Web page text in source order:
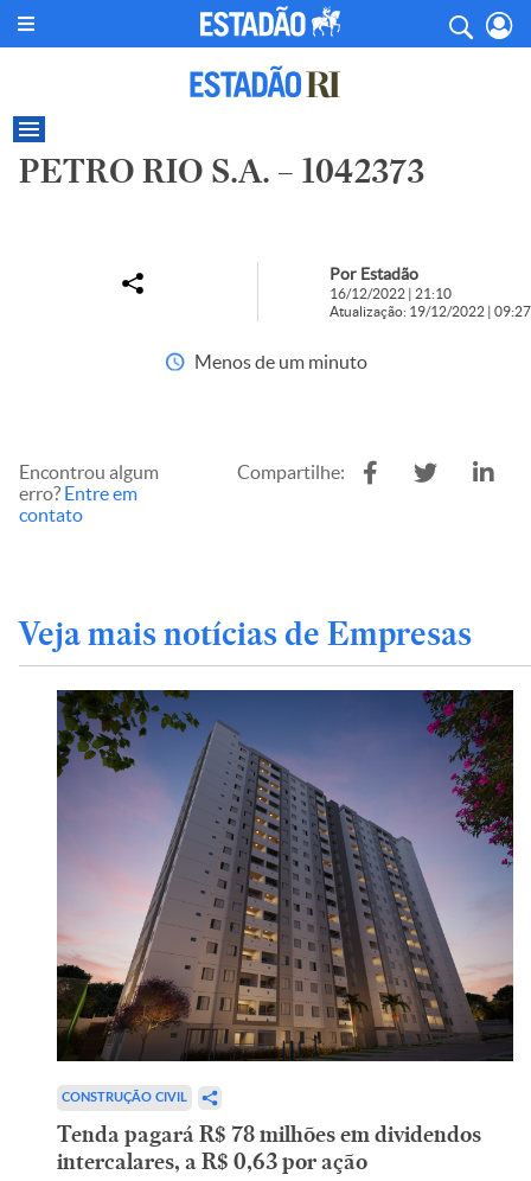
PETRO RIO S.A. – 1042373
Por Estadão
16/12/2022 | 21:10
Atualização: 19/12/2022 | 09:27
Menos de um minuto
Encontrou algum
erro? Entre em
contato
Compartilhe:
Veja mais notícias de Empresas
CONSTRUÇÃO CIVIL
Tenda pagará R$ 78 milhões em dividendos
intercalares, a R$ 0,63 por ação